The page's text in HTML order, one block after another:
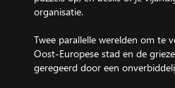
organisatie.
Twee parallelle werelden om te
Oost-Europese stad en de
geregeerd door een